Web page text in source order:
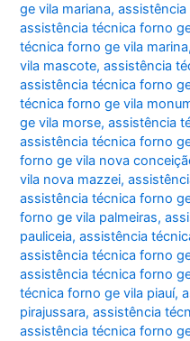
ge vila mariana,
assistência técnica forno
técnica forno ge vila marina
vila mascote,assistência
assistência técnica forno
técnica forno ge vila
ge vila morse,assistência
assistência técnica forno
forno ge vila nova
vila nova mazzei,
assistência técnica forno
forno ge vila palmeiras,
pauliceia,assistência
assistência técnica forno
assistência técnica forno
técnica forno ge vila piauí,
pirajussara,assistência
assistência técnica forno